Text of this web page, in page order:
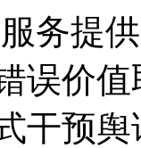
务提
误价
干预